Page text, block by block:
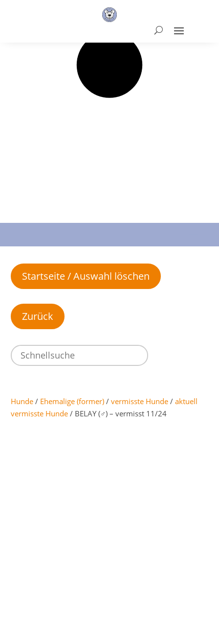
Startseite / Auswahl löschen
Hunde / Ehemalige (former) /vermisste Hunde /aktuell
vermisste Hunde / BELAY (♂) – vermisst 11/24